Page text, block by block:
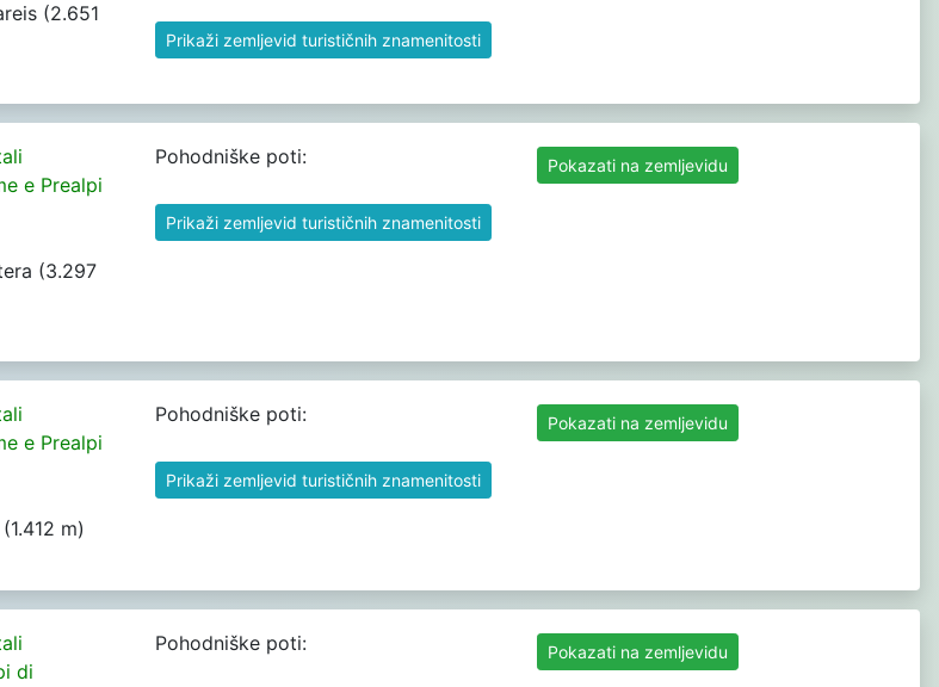
(2.651
Prikaži zemljevid turističnih znamenitosti
e Prealpi
(3.297
Pohodniške poti:
Prikaži zemljevid turističnih znamenitosti
Pokazati na zemljevidu
e Prealpi
m)
Pohodniške poti:
Prikaži zemljevid turističnih znamenitosti
Pokazati na zemljevidu
di
Pohodniške poti: Pokazati na zemljevidu